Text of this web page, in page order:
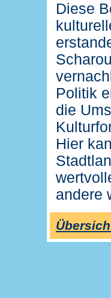
Diese
Politik
die
Hier
andere